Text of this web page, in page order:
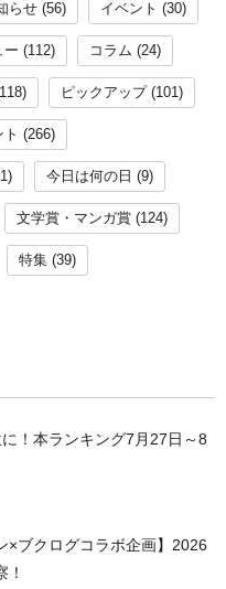
らせ (56) イベント (30)
ー (112) コラム (24)
ピックアップ (101)
(266)
今日は何の日 (9)
文学賞・マンガ賞 (124)
特集 (39)
に！本ランキング7月27日～8
×ブクログコラボ企画】2026
！